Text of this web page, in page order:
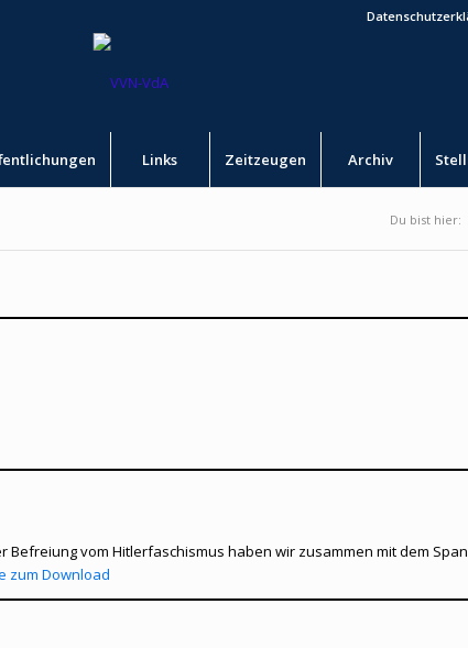
Links Zeitzeugen Archiv
Du bist hier:
vom Hitlerfaschismus haben wir zusammen mit dem
zum Download